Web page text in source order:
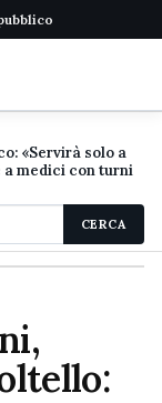
«Servirà solo a
medici con turni
CERCA